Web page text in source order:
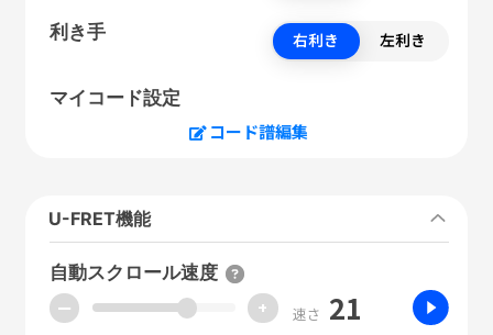
利き手 右利き 左利き
マイコード設定
コード譜編集
U-FRET機能
自動スクロール速度
ー + 速さ 21